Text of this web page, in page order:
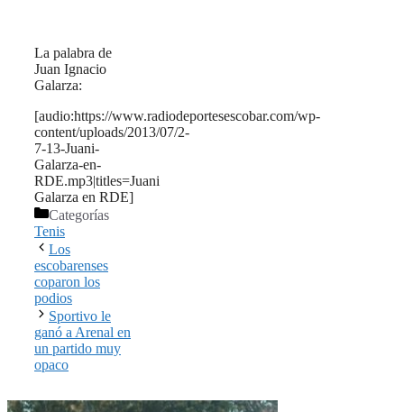
La palabra de
Juan Ignacio
Galarza:
[audio:https://www.radiodeportesescobar.com/wp-
content/uploads/2013/07/2-
7-13-Juani-
Galarza-en-
RDE.mp3|titles=Juani
Galarza en RDE]
Categorías
Tenis
Los
escobarenses
coparon los
podios
Sportivo le
ganó a Arenal en
un partido muy
opaco